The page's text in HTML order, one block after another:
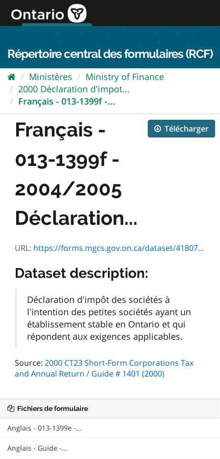
directement
au
Répertoire central des formulaires (RCF)
Ministères
Ministry of Finance
2000 Déclaration d'impot...
Français - 013-1399f -...
Télécharger
Français -
013-1399f -
2004/2005
Déclaration...
URL: https://forms.mgcs.gov.on.ca/dataset/4180777d-12fe-4250-82b7-468e6c2889d9/resource/005d208f-fa63-4d31-8501-c34d37ebf8bd/download/1593d_2004_2005.pdf
Dataset description:
Déclaration d'impôt des sociétés à
l'intention des petites sociétés ayant un
établissement stable en Ontario et qui
répondent aux exigences applicables.
Source: 2000 CT23 Short-Form Corporations Tax
and Annual Return / Guide # 1401 (2000)
Fichiers de formulaire
Anglais - 013-1399e -...
Anglais - Guide -...